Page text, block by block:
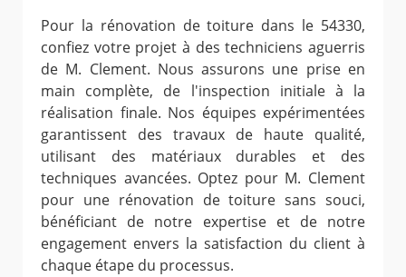
Pour la rénovation de toiture dans le 54330,
confiez votre projet à des techniciens aguerris
de M. Clement. Nous assurons une prise en
main complète, de l'inspection initiale à la
réalisation finale. Nos équipes expérimentées
garantissent des travaux de haute qualité,
utilisant des matériaux durables et des
techniques avancées. Optez pour M. Clement
pour une rénovation de toiture sans souci,
bénéficiant de notre expertise et de notre
engagement envers la satisfaction du client à
chaque étape du processus.